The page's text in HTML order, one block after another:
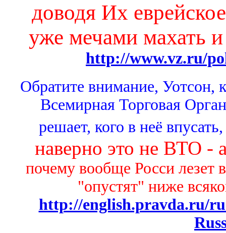
доводя Их
уже мечами махать
http://www.vz.ru/
Обратите внимание, Уотсон,
Всемирная Торговая
решает, кого в неё
наверно это не ВТО
почему вообще Росси лезет
"опустят" ниже
http://english.pravda.ru/